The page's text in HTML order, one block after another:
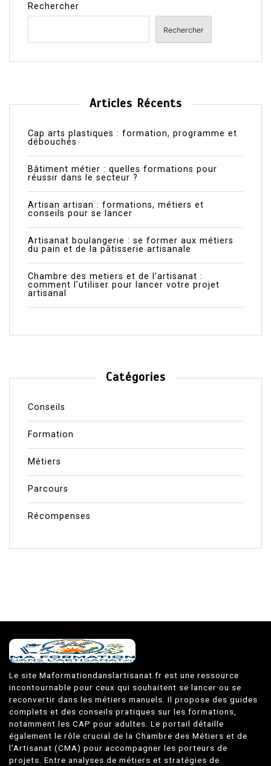
Rechercher
Rechercher
Articles Récents
Cap arts plastiques : formation, programme et
débouchés
Bâtiment métier : quelles formations pour
réussir dans le secteur ?
Artisan artisan : formations, métiers et
conseils pour se lancer
Artisanat boulangerie : se former aux métiers
du pain et de la pâtisserie artisanale
Chambre des metiers et de l’artisanat :
comment l’utiliser pour lancer votre projet
artisanal
Catégories
Conseils
Formation
Métiers
Parcours
Récompenses
Le site Maformationdanslartisanat.fr est une ressource
incontournable pour ceux qui souhaitent se lancer ou se
reconvertir dans les métiers manuels. Il propose des guides
complets et des conseils pratiques sur les formations,
notamment les CAP pour adultes. Le portail détaille
également le rôle crucial de la Chambre des Métiers et de
l’Artisanat (CMA) pour accompagner les porteurs de
projets. Entre analyses de métiers et stratégies de